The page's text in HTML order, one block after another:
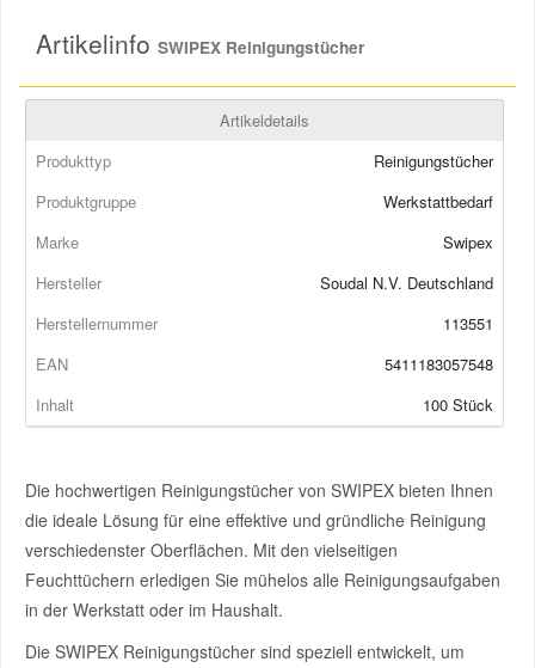
Artikelinfo SWIPEX Reinigungstücher
Artikeldetails
Produkttyp
Reinigungstücher
Produktgruppe
Werkstattbedarf
Marke
Swipex
Hersteller
Soudal N.V. Deutschland
Herstellernummer
113551
EAN
5411183057548
Inhalt
100 Stück
Die hochwertigen Reinigungstücher von SWIPEX bieten Ihnen
die ideale Lösung für eine effektive und gründliche Reinigung
verschiedenster Oberflächen. Mit den vielseitigen
Feuchttüchern erledigen Sie mühelos alle Reinigungsaufgaben
in der Werkstatt oder im Haushalt.
Die SWIPEX Reinigungstücher sind speziell entwickelt, um
Mitsubishi Ersatzteile
Nissan Ersatzteile
Porsche Ersatzteile
Skoda Ersatzteile
Smart Ersatzteile
Suzuki Ersatzteile
Toyota Ersatzteile
Vauxhall Ersatzteile